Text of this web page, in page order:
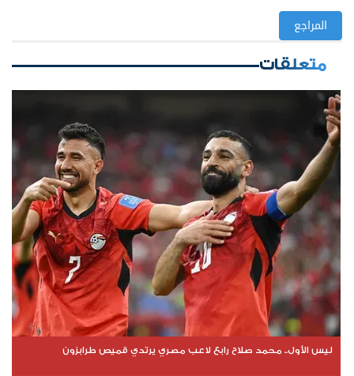
المراجع
متعلقات
ليس الأول.. محمد صلاح رابع لاعب مصري يرتدي قميص طرابزون